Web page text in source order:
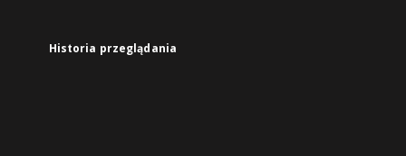
Historia przeglądania